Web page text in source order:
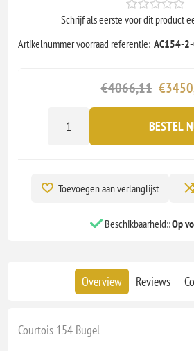
Schrijf als eerste voor dit product
Artikelnummer voorraad referentie: AC154-
€4066,11
BESTEL
Toevoegen aan verlanglijst
Beschikbaarheid::Op
Overview Reviews
Courtois 154 Bugel